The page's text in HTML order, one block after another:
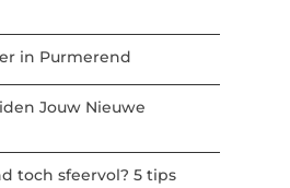
in Purmerend
Jouw Nieuwe
toch sfeervol? 5 tips